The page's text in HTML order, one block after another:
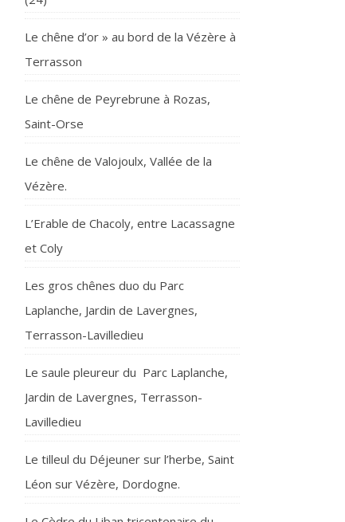
Le chêne d’or » au bord de la Vézère à
Terrasson
Le chêne de Peyrebrune à Rozas,
Saint-Orse
Le chêne de Valojoulx, Vallée de la
Vézère.
L’Erable de Chacoly, entre Lacassagne
et Coly
Les gros chênes duo du Parc
Laplanche, Jardin de Lavergnes,
Terrasson-Lavilledieu
Le saule pleureur du Parc Laplanche,
Jardin de Lavergnes, Terrasson-
Lavilledieu
Le tilleul du Déjeuner sur l’herbe, Saint
Léon sur Vézère, Dordogne.